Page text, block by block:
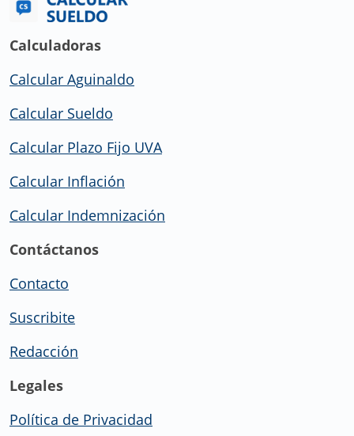
Calculadoras
Calcular Aguinaldo
Calcular Sueldo
Calcular Plazo Fijo UVA
Calcular Inflación
Calcular Indemnización
Contáctanos
Contacto
Suscribite
Redacción
Legales
Política de Privacidad